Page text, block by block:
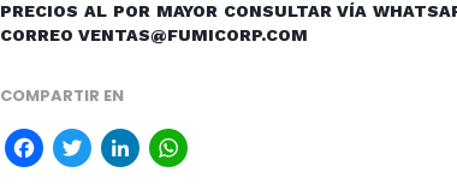
PRECIOS AL POR MAYOR CONSULTAR VÍA
CORREO VENTAS@FUMICORP.COM
COMPARTIR EN
Facebook
TwitterLinkedIn